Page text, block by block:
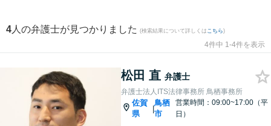
4 人の弁護士が見つかりました (検索結果について詳しくは こちら)
4件中 1-4件を表示
松田 直 弁護士
弁護士法人ITS法律事務所 鳥栖事務所
佐賀
県
|
鳥栖
市
営業時間：09:00~17:00（平
日）